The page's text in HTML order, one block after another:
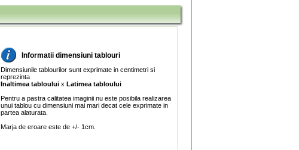
Informatii dimensiuni tablouri
Dimensiunile tablourilor sunt exprimate in centimetri si
reprezinta
Inaltimea tabloului x Latimea tabloului
Pentru a pastra calitatea imaginii nu este posibila realizarea
unui tablou cu dimensiuni mai mari decat cele exprimate in
partea alaturata.
Marja de eroare este de +/- 1cm.